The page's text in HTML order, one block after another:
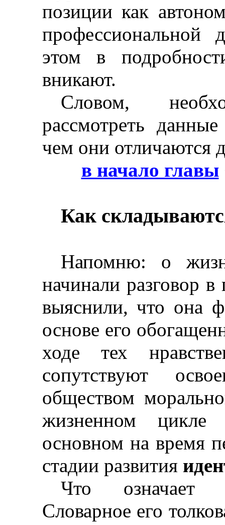
позиции как
профессиональной
этом в
вникают.
Словом,
рассмотреть
чем они отличаются
в начало главы
Как
Напомню: о
начинали разговор
выяснили, что она
основе его
ходе тех
сопутствуют
обществом
жизненном цикле
основном на время
стадии развития
Что означает
Словарное его